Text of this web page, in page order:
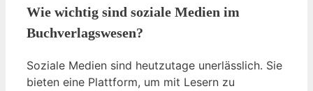
Wie wichtig sind soziale Medien im
Buchverlagswesen?
Soziale Medien sind heutzutage unerlässlich. Sie
bieten eine Plattform, um mit Lesern zu